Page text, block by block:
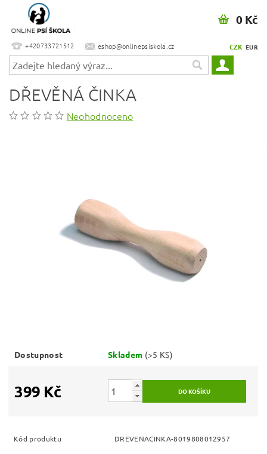
+420733721512 eshop@onlinepsiskola.cz CZK EUR
0 Kč
DŘEVĚNÁ ČINKA
Neohodnoceno
Dostupnost Skladem (>5 KS)
399 Kč
Kód produktu DREVENACINKA-8019808012957